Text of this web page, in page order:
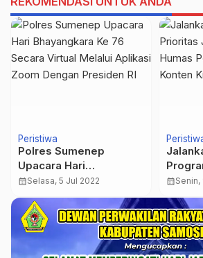
Peristiwa
Polres Sumenep
Upacara Hari
Bhayangkara Ke 76
Aplikasi Zoom Dengan
Presiden RI
calendar_monthSelasa, 5 Jul 2022 calendar_monthSenin,